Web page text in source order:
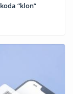
“klon”